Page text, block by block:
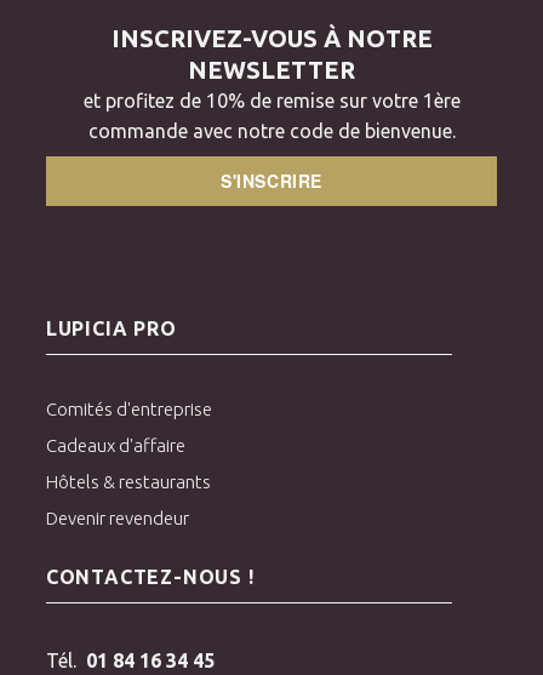
INSCRIVEZ-VOUS À NOTRE
NEWSLETTER
et profitez de 10% de remise sur votre 1ère
commande avec notre code de bienvenue.
S'INSCRIRE
LUPICIA PRO
Comités d'entreprise
Cadeaux d'affaire
Hôtels & restaurants
Devenir revendeur
CONTACTEZ-NOUS !
Tél. 01 84 16 34 45